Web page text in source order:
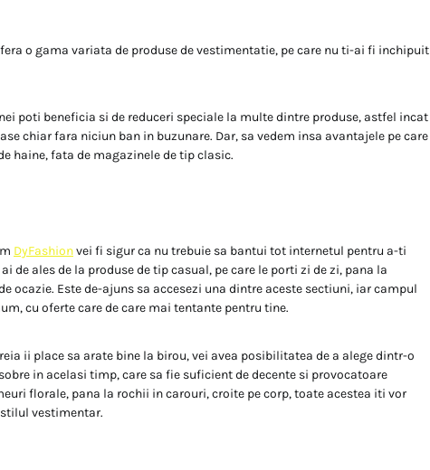
o gama variata de produse de vestimentatie, pe care nu ti-ai fi inchipuit
poti beneficia si de reduceri speciale la multe dintre produse, astfel incat
chiar fara niciun ban in buzunare. Dar, sa vedem insa avantajele pe care
haine, fata de magazinele de tip clasic.
DyFashionvei fi sigur ca nu trebuie sa bantui tot internetul pentru a-ti
de ales de la produse de tip casual, pe care le porti zi de zi, pana la
ocazie. Este de-ajuns sa accesezi una dintre aceste sectiuni, iar campul
cu oferte care de care mai tentante pentru tine.
ii place sa arate bine la birou, vei avea posibilitatea de a alege dintr-o
in acelasi timp, care sa fie suficient de decente si provocatoare
florale, pana la rochii in carouri, croite pe corp, toate acestea iti vor
vestimentar.